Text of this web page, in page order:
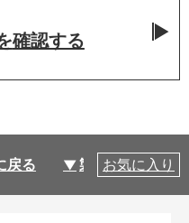
確認する
戻る 製品仕様
お気に入り